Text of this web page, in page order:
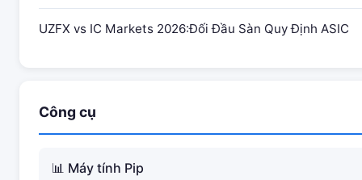
UZFX vs IC Markets 2026:Đối Đầu Sàn Quy Định ASIC
Công cụ
📊 Máy tính Pip